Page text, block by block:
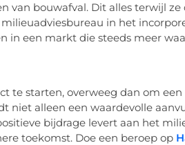
van bouwafval. Dit alles terwijl
in het
in een markt die steeds meer
te starten, overweeg dan om
niet alleen een waardevolle
bijdrage levert aan het
toekomst. Doe een beroep op